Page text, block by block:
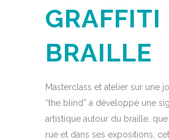
GRAFFITI
BRAILLE
Masterclass et atelier sur une
“the blind” a développé une
artistique autour du braille,
rue et dans ses expositions,